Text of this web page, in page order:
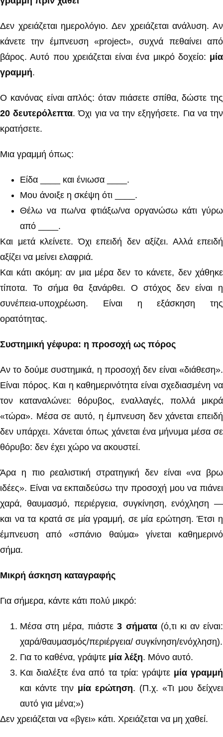
Δεν χρειάζεται ημερολόγιο. Δεν χρειάζεται ανάλυση. Αν
κάνετε την έμπνευση «project», συχνά πεθαίνει από
βάρος. Αυτό που χρειάζεται είναι ένα μικρό δοχείο: μία
γραμμή.
Ο κανόνας είναι απλός: όταν πιάσετε σπίθα, δώστε της
20 δευτερόλεπτα. Όχι για να την εξηγήσετε. Για να την
κρατήσετε.
Μια γραμμή όπως:
Είδα ____ και ένιωσα ____.
Μου άνοιξε η σκέψη ότι ____.
Θέλω να πω/να φτιάξω/να οργανώσω κάτι γύρω
από ____.
Και μετά κλείνετε. Όχι επειδή δεν αξίζει. Αλλά επειδή
αξίζει να μείνει ελαφριά.
Και κάτι ακόμη: αν μια μέρα δεν το κάνετε, δεν χάθηκε
τίποτα. Το σήμα θα ξανάρθει. Ο στόχος δεν είναι η
συνέπεια-υποχρέωση. Είναι η εξάσκηση της
ορατότητας.
Συστημική γέφυρα: η προσοχή ως πόρος
Αν το δούμε συστημικά, η προσοχή δεν είναι «διάθεση».
Είναι πόρος. Και η καθημερινότητα είναι σχεδιασμένη να
τον καταναλώνει: θόρυβος, εναλλαγές, πολλά μικρά
«τώρα». Μέσα σε αυτό, η έμπνευση δεν χάνεται επειδή
δεν υπάρχει. Χάνεται όπως χάνεται ένα μήνυμα μέσα σε
θόρυβο: δεν έχει χώρο να ακουστεί.
Άρα η πιο ρεαλιστική στρατηγική δεν είναι «να βρω
ιδέες». Είναι να εκπαιδεύσω την προσοχή μου να πιάνει
χαρά, θαυμασμό, περιέργεια, συγκίνηση, ενόχληση —
και να τα κρατά σε μία γραμμή, σε μία ερώτηση. Έτσι η
έμπνευση από «σπάνιο θαύμα» γίνεται καθημερινό
σήμα.
Μικρή άσκηση καταγραφής
Για σήμερα, κάντε κάτι πολύ μικρό:
Μέσα στη μέρα, πιάστε3 σήματα(ό,τι κι αν είναι:
χαρά/θαυμασμός/περιέργεια/ συγκίνηση/ενόχληση).
Για το καθένα, γράψτε μία λέξη. Μόνο αυτό.
Και διαλέξτε ένα από τα τρία: γράψτε μία γραμμή
και κάντε την μία ερώτηση. (Π.χ. «Τι μου δείχνει
αυτό για μένα;»)
Δεν χρειάζεται να «βγει» κάτι. Χρειάζεται να μη χαθεί.